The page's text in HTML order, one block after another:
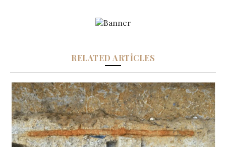
RELATED ARTICLES